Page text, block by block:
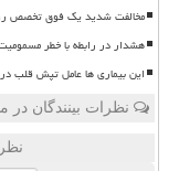
مخالفت شدید یک فوق تخصص
هشدار در رابطه با خطر
این بیماری ها عامل تپش قلب
نظرات بینندگان